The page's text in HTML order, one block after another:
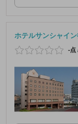
ホテルサンシャイ
-点